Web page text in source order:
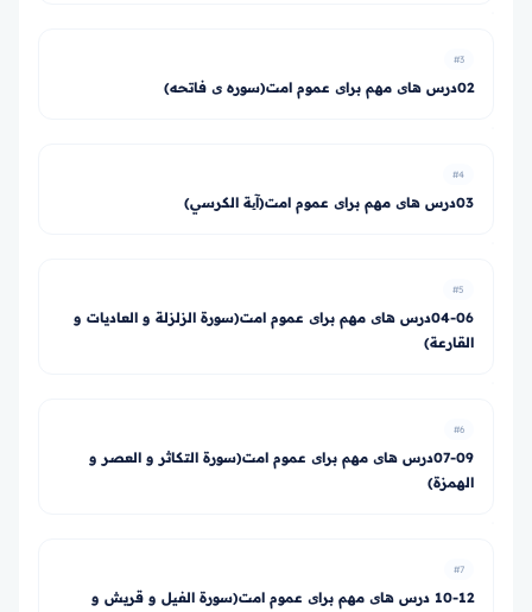
#3
02درس های مهم برای عموم امت(سوره ی فاتحه)
#4
03درس های مهم برای عموم امت(آیة الكرسي)
#5
04-06درس های مهم برای عموم امت(سورة الزلزلة و العاديات و
القارعة)
#6
07-09درس های مهم برای عموم امت(سورة التكاثر و العصر و
الهمزة)
#7
10-12 درس های مهم برای عموم امت(سورة الفيل و قريش و